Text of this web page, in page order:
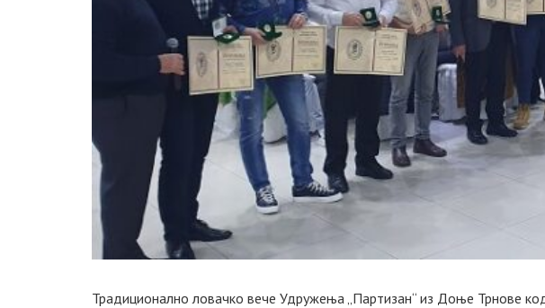
Традиционално ловачко вече Удружења „Партизан“ из Доње Трнове